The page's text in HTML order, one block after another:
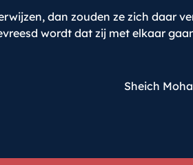
dan zouden ze zich daar
wordt dat zij met elkaar
Sheich